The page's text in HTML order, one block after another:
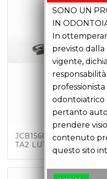
JCB15601 – FRESA
TA2 LU18 LT51
SONO UN
IN
In
previsto dalla
vigente,
odontoiatrico
pertanto
prendere
contenuto
questo sito